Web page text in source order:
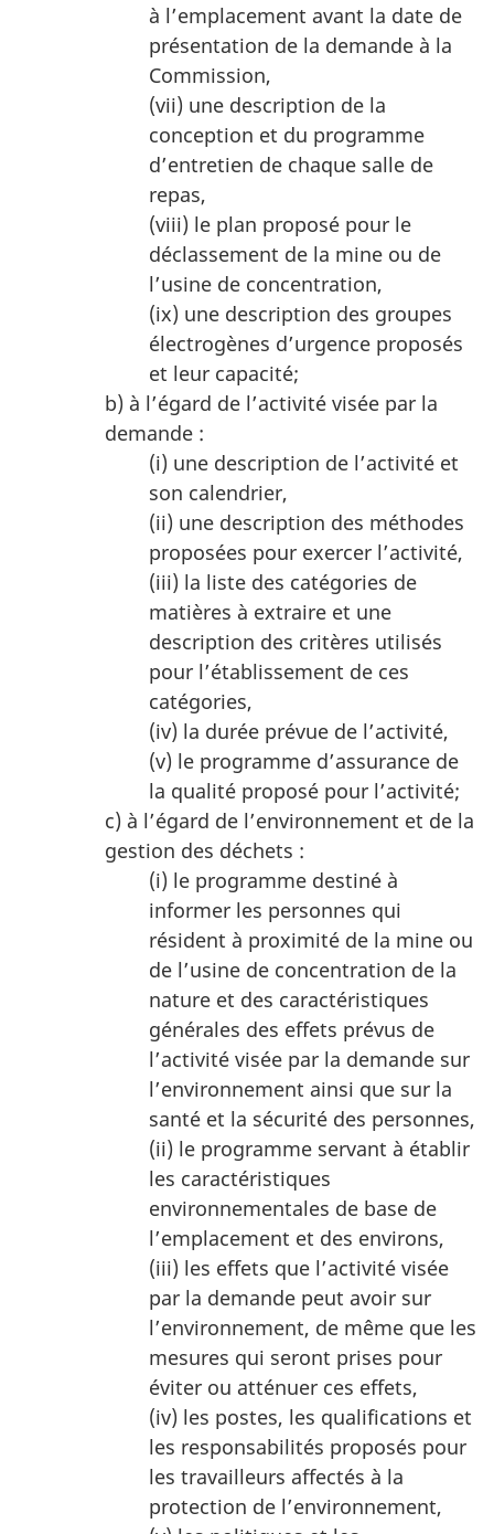
à l’emplacement avant la date de
présentation de la demande à la
Commission,
(vii) une description de la
conception et du programme
d’entretien de chaque salle de
repas,
(viii) le plan proposé pour le
déclassement de la mine ou de
l’usine de concentration,
(ix) une description des groupes
électrogènes d’urgence proposés
et leur capacité;
b) à l’égard de l’activité visée par la
demande :
(i) une description de l’activité et
son calendrier,
(ii) une description des méthodes
proposées pour exercer l’activité,
(iii) la liste des catégories de
matières à extraire et une
description des critères utilisés
pour l’établissement de ces
catégories,
(iv) la durée prévue de l’activité,
(v) le programme d’assurance de
la qualité proposé pour l’activité;
c) à l’égard de l’environnement et de la
gestion des déchets :
(i) le programme destiné à
informer les personnes qui
résident à proximité de la mine ou
de l’usine de concentration de la
nature et des caractéristiques
générales des effets prévus de
l’activité visée par la demande sur
l’environnement ainsi que sur la
santé et la sécurité des personnes,
(ii) le programme servant à établir
les caractéristiques
environnementales de base de
l’emplacement et des environs,
(iii) les effets que l’activité visée
par la demande peut avoir sur
l’environnement, de même que les
mesures qui seront prises pour
éviter ou atténuer ces effets,
(iv) les postes, les qualifications et
les responsabilités proposés pour
les travailleurs affectés à la
protection de l’environnement,